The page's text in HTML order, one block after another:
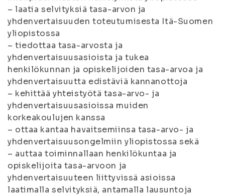
– laatia selvityksiä tasa-arvon ja
yhdenvertaisuuden toteutumisesta Itä-Suomen
yliopistossa
– tiedottaa tasa-arvosta ja
yhdenvertaisuusasioista ja tukea
henkilökunnan ja opiskelijoiden tasa-arvoa ja
yhdenvertaisuutta edistäviä kannanottoja
– kehittää yhteistyötä tasa-arvo- ja
yhdenvertaisuusasioissa muiden
korkeakoulujen kanssa
– ottaa kantaa havaitsemiinsa tasa-arvo- ja
yhdenvertaisuusongelmiin yliopistossa sekä
– auttaa toiminnallaan henkilökuntaa ja
opiskelijoita tasa-arvoon ja
yhdenvertaisuuteen liittyvissä asioissa
laatimalla selvityksiä, antamalla lausuntoja